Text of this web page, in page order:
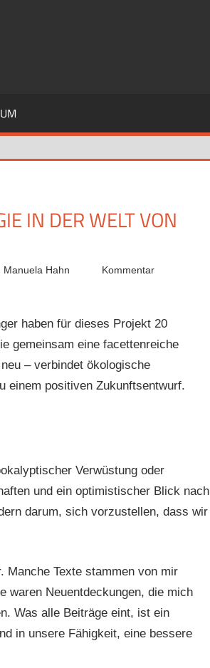
IN DER WELT VON
Manuela Hahn
Kommentar
haben für dieses Projekt 20
gemeinsam eine facettenreiche
– verbindet ökologische
einem positiven Zukunftsentwurf.
Verwüstung oder
und ein optimistischer Blick nach
darum, sich vorzustellen, dass wir
Manche Texte stammen von mir
waren Neuentdeckungen, die mich
Was alle Beiträge eint, ist ein
in unsere Fähigkeit, eine bessere